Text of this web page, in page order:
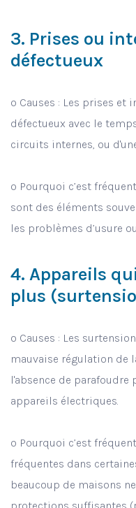
3. Prises ou
défectueux
o Causes : Les prises
défectueux avec le
circuits internes, ou
o Pourquoi c’est
sont des éléments
les problèmes d’usure
4. Appareils
plus
o Causes : Les
mauvaise régulation de
l'absence de parafoudre
appareils électriques.
o Pourquoi c’est
fréquentes dans
beaucoup de maisons